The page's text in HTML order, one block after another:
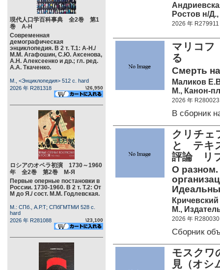
現代人口学百科事典 全2巻 第1
巻 А-Н
Современная
демографическая
энциклопедия. В 2 т. Т.1: А-Н./
М.М. Агафошин, С.Ю. Аксенова,
А.Н. Алексеенко и др.; гл. ред.
А.А. Ткаченко.
М., <Энциклопедия> 512 c. hard
2026 年 R281318
\26,950
ロシアのオペラ初演 1730～1960
年 全2巻 第2巻 М-Я
Первые оперные постановки в
России. 1730-1960. В 2 т. Т.2: От
М до Я./ сост. М.М. Годлевская.
М.: СПб., А.Р.Т; СПбГМТМИ 528 c.
hard
2026 年 R281088
\23,100
Ростов н/
2026 年 R279911
マリコ
る
Смерть
Маликов
М., Канон-
2026 年 R280023
В сборник
クリチェ
と テキ
評論 リ
О разном.
Кричевский
М.,
2026 年 R280030
Сборник
モスクワ
見（オシ